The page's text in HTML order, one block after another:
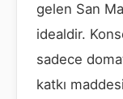
gelen San
idealdir.
sadece
katkı